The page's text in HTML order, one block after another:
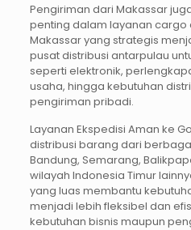
Pengiriman dari Makassar
penting dalam layanan cargo
Makassar yang strategis
pusat distribusi antarpulau
seperti elektronik,
usaha, hingga kebutuhan
pengiriman pribadi.
Layanan Ekspedisi Aman ke
distribusi barang dari
Bandung, Semarang,
wilayah Indonesia Timur
yang luas membantu
menjadi lebih fleksibel dan
kebutuhan bisnis maupun